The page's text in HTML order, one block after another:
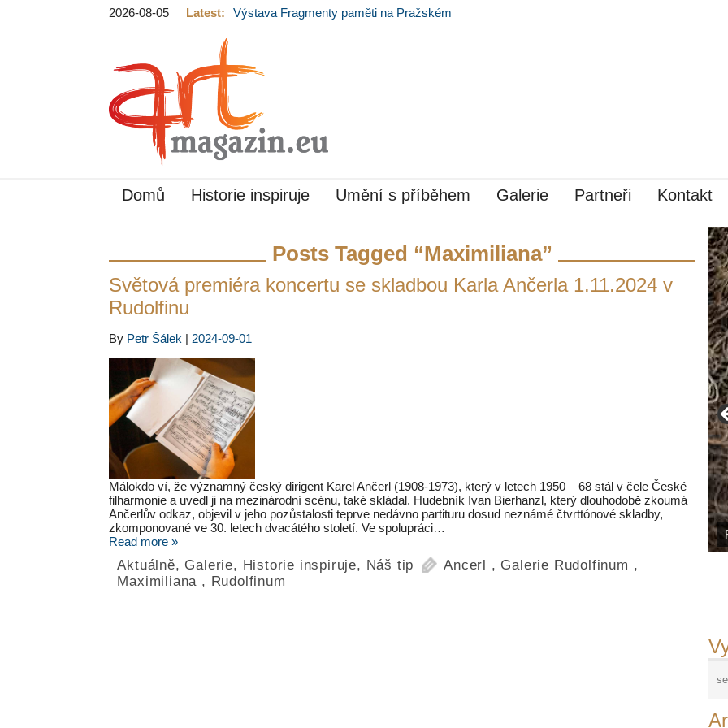
2026-08-05 Latest:
Výstava Fragmenty paměti na Pražském
Domů Historie inspiruje Umění s příběhem Galerie Partneři Kontakt
Posts Tagged “Maximiliana”
Světová premiéra koncertu se skladbou Karla Ančerla 1.11.2024 v
Rudolfinu
By Petr Šálek | 2024-09-01
Málokdo ví, že významný český dirigent Karel Ančerl (1908-1973), který v letech 1950 – 68 stál v čele České
filharmonie a uvedl ji na mezinárodní scénu, také skládal. Hudebník Ivan Bierhanzl, který dlouhodobě zkoumá
Ančerlův odkaz, objevil v jeho pozůstalosti teprve nedávno partituru dosud neznámé čtvrttónové skladby,
zkomponované ve 30. letech dvacátého století. Ve spolupráci…
Read more »
Aktuálně, Galerie, Historie inspiruje, Náš tip Ancerl , Galerie Rudolfinum ,
Maximiliana , Rudolfinum